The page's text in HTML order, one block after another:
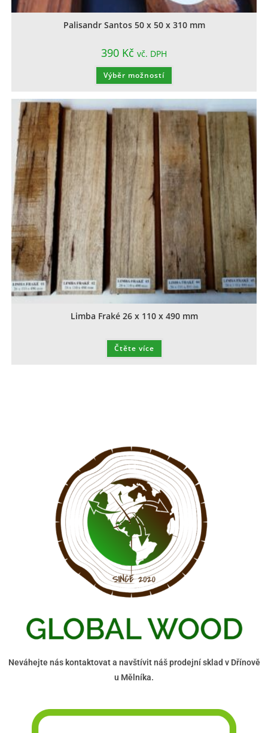
Palisandr Santos 50 x 50 x 310 mm
390 Kč vč. DPH
Výběr možností
Limba Fraké 26 x 110 x 490 mm
Čtěte více
Neváhejte nás kontaktovat a navštívit náš prodejní sklad v Dřínově
u Mělníka.